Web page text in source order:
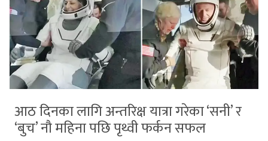
आठ दिनका लागि अन्तरिक्ष यात्रा गरेका ‘सनी’ र
‘बुच’ नौ महिना पछि पृथ्वी फर्कन सफल